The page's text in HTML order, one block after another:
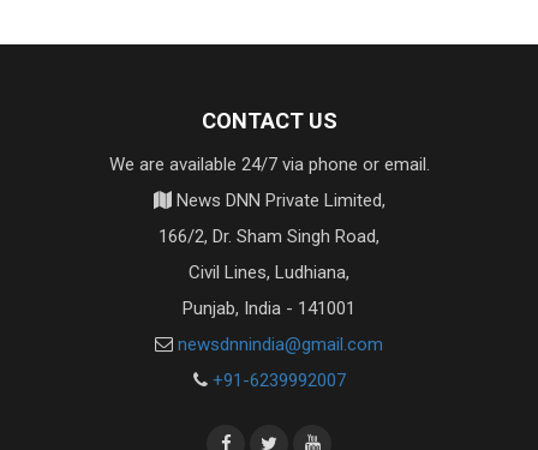
CONTACT US
We are available 24/7 via phone or email.
News DNN Private Limited,
166/2, Dr. Sham Singh Road,
Civil Lines, Ludhiana,
Punjab, India - 141001
newsdnnindia@gmail.com
+91-6239992007